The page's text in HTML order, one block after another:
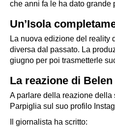
che anni fa le ha dato grande
Un’Isola
La nuova edizione del reality
diversa dal passato. La
giugno per poi trasmetterle
La reazione di Belen
A parlare della reazione
Parpiglia sul suo profilo
Il giornalista ha scritto: